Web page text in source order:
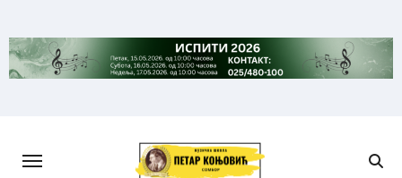
to
content